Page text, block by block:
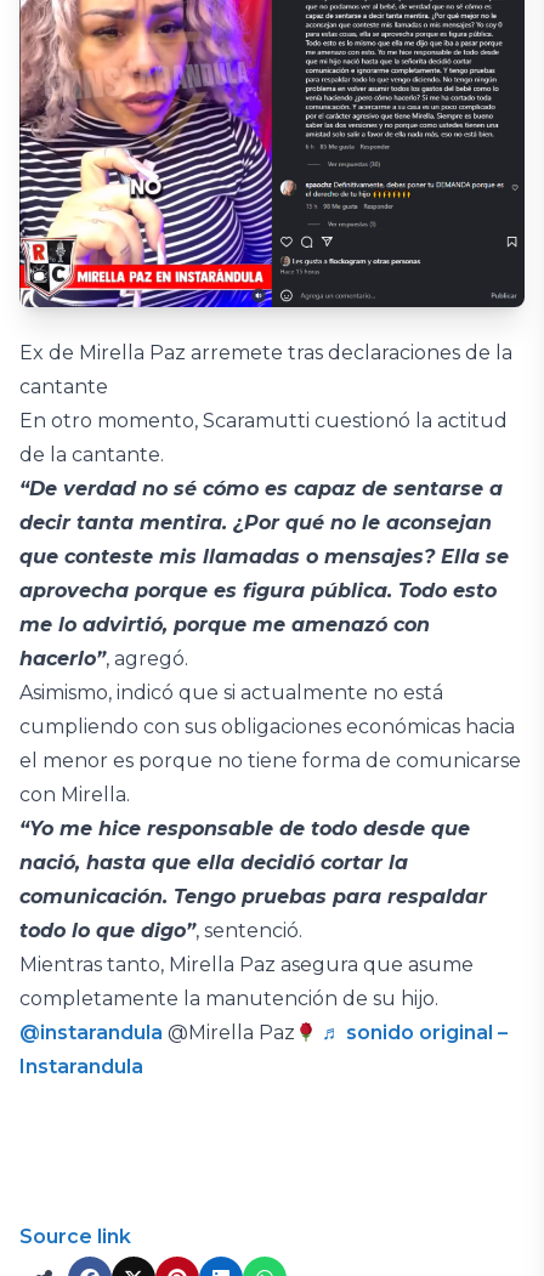
Ex de Mirella Paz arremete tras declaraciones de la
cantante
En otro momento, Scaramutti cuestionó la actitud
de la cantante.
“De verdad no sé cómo es capaz de sentarse a
decir tanta mentira. ¿Por qué no le aconsejan
que conteste mis llamadas o mensajes? Ella se
aprovecha porque es figura pública. Todo esto
me lo advirtió, porque me amenazó con
hacerlo”, agregó.
Asimismo, indicó que si actualmente no está
cumpliendo con sus obligaciones económicas hacia
el menor es porque no tiene forma de comunicarse
con Mirella.
“Yo me hice responsable de todo desde que
nació, hasta que ella decidió cortar la
comunicación. Tengo pruebas para respaldar
todo lo que digo”, sentenció.
Mientras tanto, Mirella Paz asegura que asume
completamente la manutención de su hijo.
@instarandula @Mirella Paz
♬ sonido original –
Instarandula
Source link